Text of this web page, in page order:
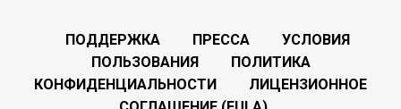
ПОДДЕРЖКА ПРЕССА
УСЛОВИЯ
ПОЛЬЗОВАНИЯ
ПОЛИТИКА
КОНФИДЕНЦИАЛЬНОСТИ
ЛИЦЕНЗИОННОЕ